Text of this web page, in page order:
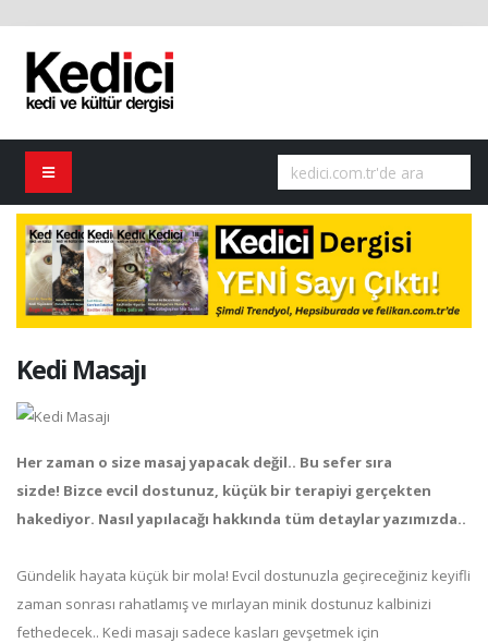
Kedi Masajı
Her zaman o size masaj yapacak değil.. Bu sefer sıra
sizde! Bizce evcil dostunuz, küçük bir terapiyi gerçekten
hakediyor. Nasıl yapılacağı hakkında tüm detaylar yazımızda..
Gündelik hayata küçük bir mola! Evcil dostunuzla geçireceğiniz keyifli
zaman sonrası rahatlamış ve mırlayan minik dostunuz kalbinizi
fethedecek.. Kedi masajı sadece kasları gevşetmek için